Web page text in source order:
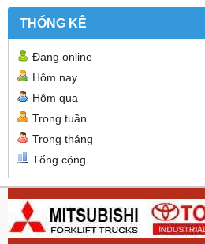
THỐNG KÊ
Đang online
Hôm nay
Hôm qua
Trong tuần
Trong tháng
Tổng cộng